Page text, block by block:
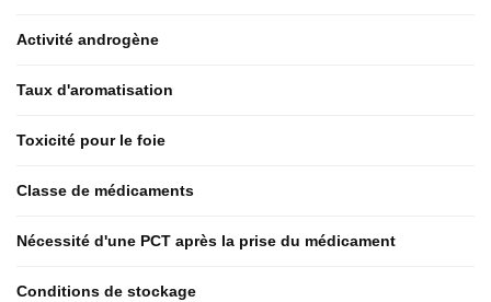
Activité androgène
Taux d'aromatisation
Toxicité pour le foie
Classe de médicaments
Nécessité d'une PCT après la prise du médicament
Conditions de stockage